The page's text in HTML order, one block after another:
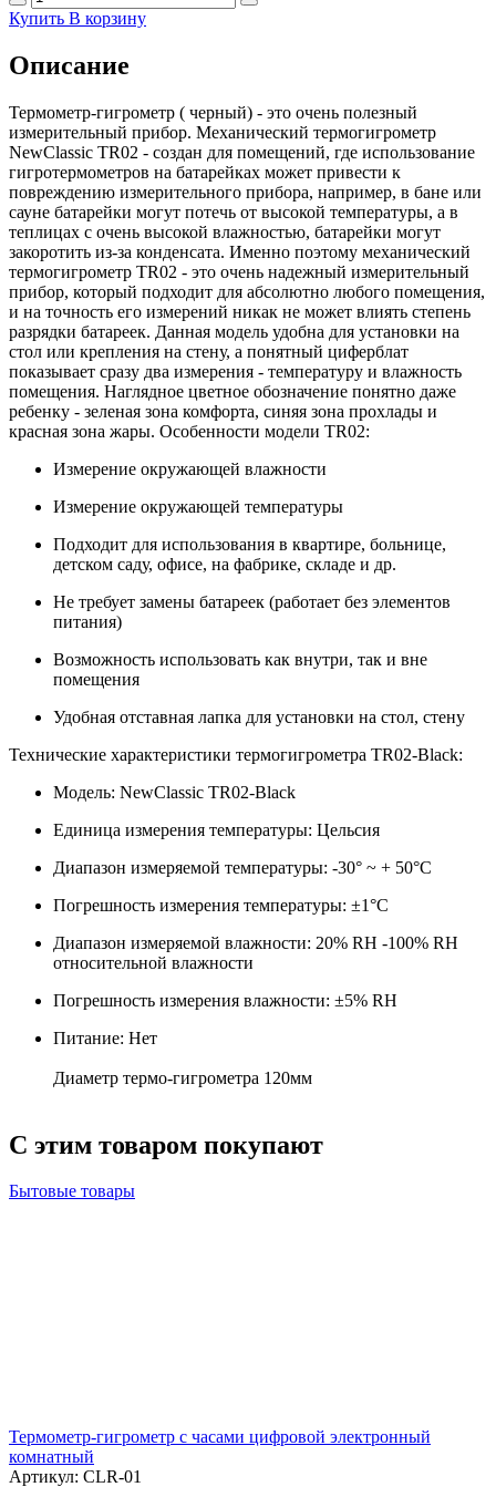
Купить В корзину
Описание
Термометр-гигрометр ( черный) - это очень полезный
измерительный прибор. Механический термогигрометр
NewClassic TR02 - создан для помещений, где использование
гигротермометров на батарейках может привести к
повреждению измерительного прибора, например, в бане или
сауне батарейки могут потечь от высокой температуры, а в
теплицах с очень высокой влажностью, батарейки могут
закоротить из-за конденсата. Именно поэтому механический
термогигрометр TR02 - это очень надежный измерительный
прибор, который подходит для абсолютно любого помещения,
и на точность его измерений никак не может влиять степень
разрядки батареек. Данная модель удобна для установки на
стол или крепления на стену, а понятный циферблат
показывает сразу два измерения - температуру и влажность
помещения. Наглядное цветное обозначение понятно даже
ребенку - зеленая зона комфорта, синяя зона прохлады и
красная зона жары. Особенности модели TR02:
Измерение окружающей влажности
Измерение окружающей температуры
Подходит для использования в квартире, больнице,
детском саду, офисе, на фабрике, складе и др.
Не требует замены батареек (работает без элементов
питания)
Возможность использовать как внутри, так и вне
помещения
Удобная отставная лапка для установки на стол, стену
Технические характеристики термогигрометра TR02-Black:
Модель: NewClassic TR02-Black
Единица измерения температуры: Цельсия
Диапазон измеряемой температуры: -30° ~ + 50°C
Погрешность измерения температуры: ±1°C
Диапазон измеряемой влажности: 20% RH -100% RH
относительной влажности
Погрешность измерения влажности: ±5% RH
Питание: Нет
Диаметр термо-гигрометра 120мм
С этим товаром покупают
Бытовые товары
Термометр-гигрометр с часами цифровой электронный
комнатный
Артикул: CLR-01